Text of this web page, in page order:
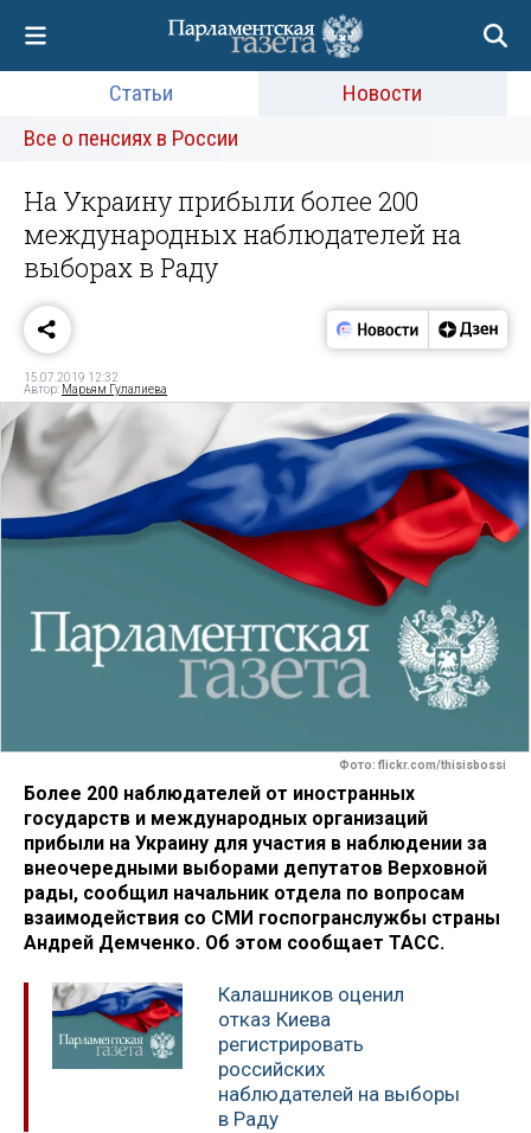
Статьи
Новости
Все о пенсиях в России
На Украину прибыли более 200
международных наблюдателей на
выборах в Раду
15.07.2019 12:32
Автор: Марьям Гулалиева
Фото: flickr.com/thisisbossi
Более 200 наблюдателей от иностранных
государств и международных организаций
прибыли на Украину для участия в наблюдении за
внеочередными выборами депутатов Верховной
рады, сообщил начальник отдела по вопросам
взаимодействия со СМИ госпогранслужбы страны
Андрей Демченко. Об этом сообщает ТАСС.
Калашников оценил
отказ Киева
регистрировать
российских
наблюдателей на выборы
в Раду